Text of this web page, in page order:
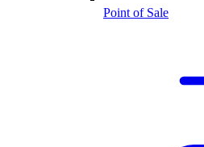
Point of Sale